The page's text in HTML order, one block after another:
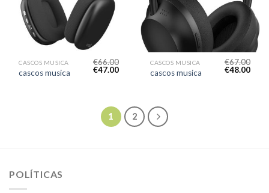
CASCOS MUSICA
cascos musica
€66.00
€47.00
CASCOS MUSICA
cascos musica
€67.00
€48.00
1 2
POLÍTICAS